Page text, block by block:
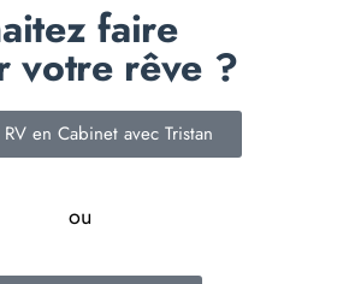
faire
votre rêve ?
en Cabinet avec Tristan
ou